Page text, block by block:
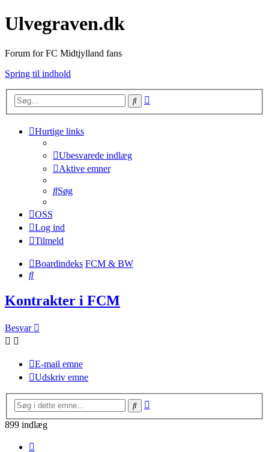
Ulvegraven.dk
Forum for FC Midtjylland fans
Spring til indhold
Søg
Hurtige links
Ubesvarede indlæg
Aktive emner
Søg
OSS
Log ind
Tilmeld
Boardindeks FCM & BW
Søg
Kontrakter i FCM
Besvar
E-mail emne
Udskriv emne
Søg
899 indlæg